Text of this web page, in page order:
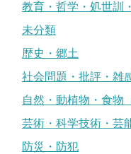
教育・哲学・処世訓
未分類
歴史・郷土
社会問題・批評・雑
自然・動植物・食物
芸術・科学技術・芸
防災・防犯